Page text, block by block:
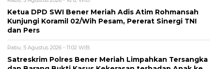
Ketua DPD SWI Bener Meriah Adis Atim Rohmansah
Kunjungi Koramil 02/Wih Pesam, Pererat Sinergi TNI
dan Pers
Rabu, 5 Agustus 2026 - 11:02 WIB
Satreskrim Polres Bener Meriah Limpahkan Tersangka